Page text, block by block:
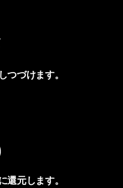
つづけます。
還元します。